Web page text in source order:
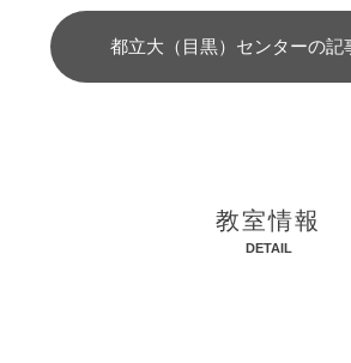
都立大（目黒）センターの記
教室情報
DETAIL